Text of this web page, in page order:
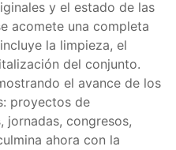
y el estado de las
acomete una completa
la limpieza, el
del conjunto.
el avance de los
proyectos de
jornadas, congresos,
ahora con la